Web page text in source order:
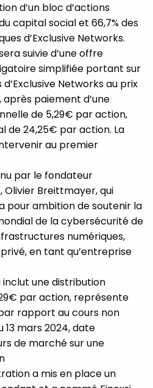
d’un bloc d’actions
capital social et 66,7% des
d’Exclusive Networks.
suivie d’une offre
simplifiée portant sur
Networks au prix
paiement d’une
de 5,29€ par action,
de 24,25€ par action. La
au premier
par le fondateur
Olivier Breittmayer, qui
pour ambition de soutenir la
de la cybersécurité de
numériques,
en tant qu’entreprise
inclut une distribution
par action, représente
rapport au cours non
mars 2024, date
de marché sur une
a mis en place un